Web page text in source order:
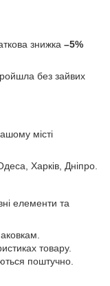
знижка –5%
без зайвих
місті
Харків, Дніпро.
елементи та
товару.
поштучно.